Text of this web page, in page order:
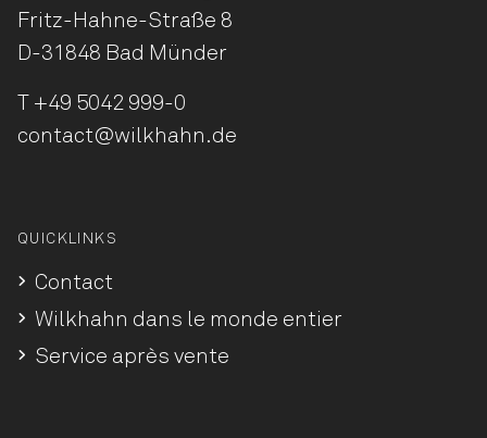
Fritz-Hahne-Straße 8
D-31848 Bad Münder
+49 5042 999-0
contact@wilkhahn.de
QUICKLINKS
Contact
Wilkhahn dans le monde entier
Service après vente